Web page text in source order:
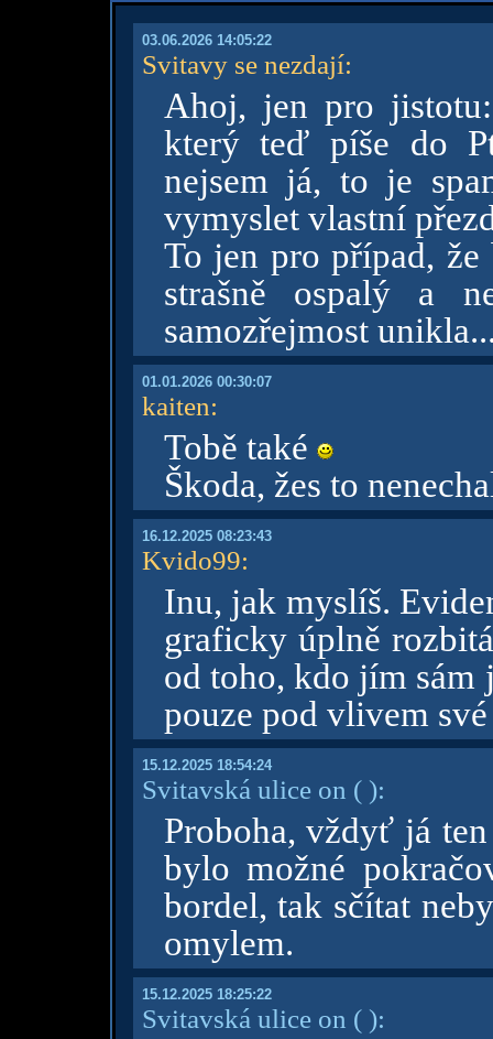
03.06.2026 14:05:22
Svitavy se nezdají:
Ahoj, jen pro
který teď píše do
nejsem já, to je
vymyslet vlastní
To jen pro případ,
strašně ospalý a
samozřejmost
01.01.2026 00:30:07
kaiten:
Tobě také
Škoda, žes to
16.12.2025 08:23:43
Kvido99:
Inu, jak myslíš.
graficky úplně
od toho, kdo jím sám
pouze pod vlivem
15.12.2025 18:54:24
Svitavská ulice on ( ):
Proboha, vždyť já
bylo možné
bordel, tak sčítat
omylem.
15.12.2025 18:25:22
Svitavská ulice on ( ):